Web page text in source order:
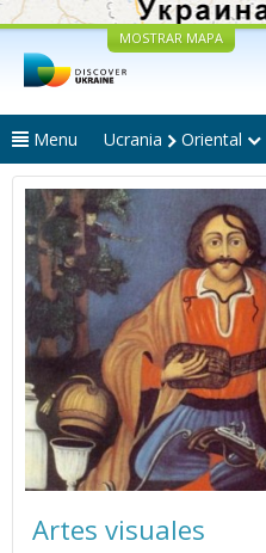
MOSTRAR MAPA
Menu Ucrania Oriental
Artes visuales